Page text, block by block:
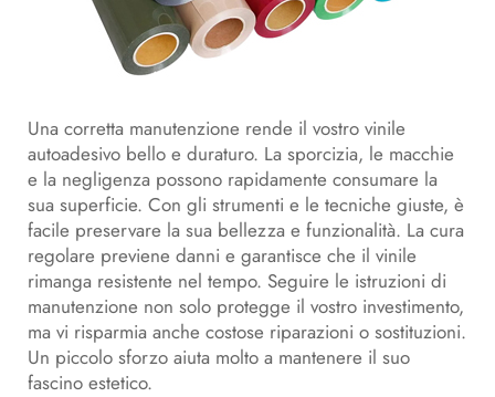
Una corretta manutenzione rende il vostro vinile
autoadesivo bello e duraturo. La sporcizia, le macchie
e la negligenza possono rapidamente consumare la
sua superficie. Con gli strumenti e le tecniche giuste, è
facile preservare la sua bellezza e funzionalità. La cura
regolare previene danni e garantisce che il vinile
rimanga resistente nel tempo. Seguire le istruzioni di
manutenzione non solo protegge il vostro investimento,
ma vi risparmia anche costose riparazioni o sostituzioni.
Un piccolo sforzo aiuta molto a mantenere il suo
fascino estetico.